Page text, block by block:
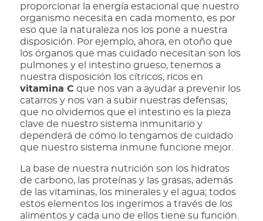
proporcionar la energía estacional que nuestro
organismo necesita en cada momento, es por
eso que la naturaleza nos los pone a nuestra
disposición. Por ejemplo, ahora, en otoño que
los órganos que mas cuidado necesitan son los
pulmones y el intestino grueso, tenemos a
nuestra disposición los cítricos, ricos en
vitamina C que nos van a ayudar a prevenir los
catarros y nos van a subir nuestras defensas;
que no olvidemos que el intestino es la pieza
clave de nuestro sistema inmunitario y
dependerá de cómo lo tengamos de cuidado
que nuestro sistema inmune funcione mejor.
La base de nuestra nutrición son los hidratos
de carbono, las proteínas y las grasas, además
de las vitaminas, los minerales y el agua; todos
estos elementos los ingerimos a través de los
alimentos y cada uno de ellos tiene su función.